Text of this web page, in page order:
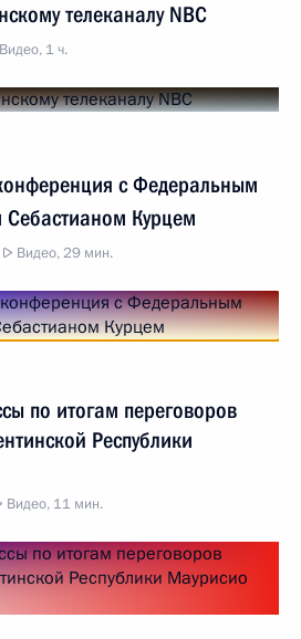
телеканалу NBC
Видео, 1 ч.
с Федеральным
Себастианом Курцем
Видео, 29 мин.
по итогам переговоров
Республики
Видео, 11 мин.